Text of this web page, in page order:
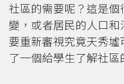
社區的需要呢？這是
變，或者居民的人口
要重新審視究竟天秀
了一個給學生了解社區